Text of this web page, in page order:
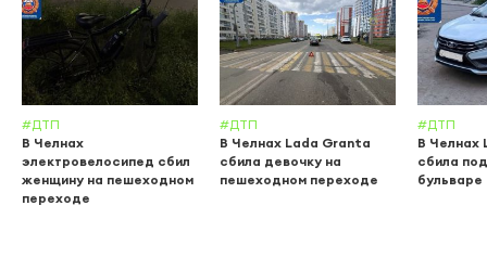
#ДТП
В Челнах
электровелосипед сбил
женщину на пешеходном
переходе
#ДТП
В Челнах Lada Granta
сбила девочку на
пешеходном переходе
#ДТП
В Челнах
сбила